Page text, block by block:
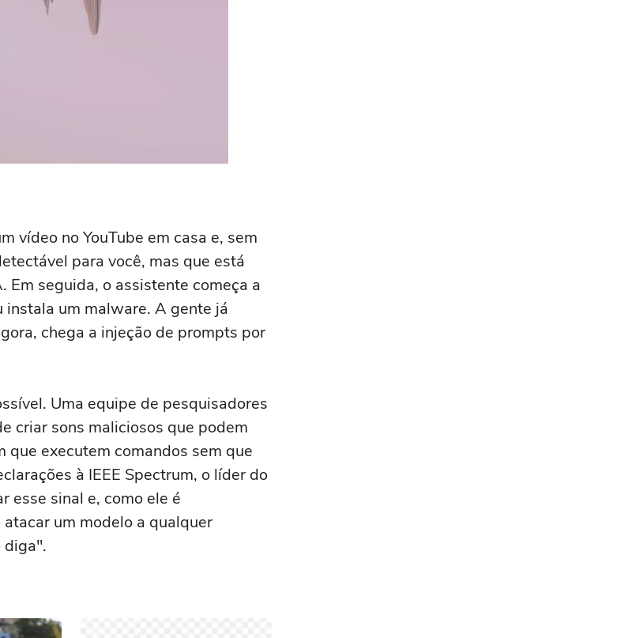
vídeo no YouTube em casa e, sem
para você, mas que está
Em seguida, o assistente começa a
um malware. A gente já
chega a injeção de prompts por
Uma equipe de pesquisadores
criar sons maliciosos que podem
executem comandos sem que
à IEEE Spectrum, o líder do
esse sinal e, como ele é
um modelo a qualquer
diga".